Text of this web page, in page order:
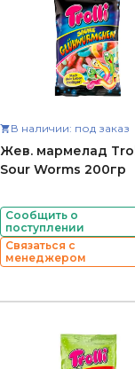
В наличии: под заказ
Жев. мармелад
Sour Worms 200гр
Сообщить о
поступлении
Связаться с
менеджером